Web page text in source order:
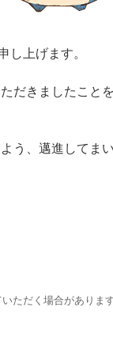
し上げます。
だきましたこと
う、邁進してまい
ただく場合があります